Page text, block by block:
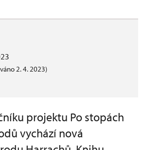
2. 4. 2023)
projektu Po stopách
vychází nová